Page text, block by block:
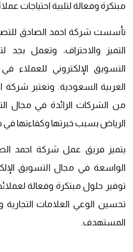
مبتكرة وفعالة لتلبية احتياجات
تأسست شركة احمد الصادق
التميز والاحتراف، وتعمل
التسويق الإلكتروني للعملاء
العربية السعودية. وتعتبر شركة
من الشركات الرائدة في مجال
الرياض بسبب خبرتها وكفاءتها في
يتميز فريق عمل شركة احمد
الواسعة في مجال التسويق
توفير حلول مبتكرة وفعالة
تحسين الوعي العلامات التجارية
المستهدف.